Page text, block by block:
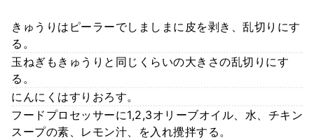
きゅうりはピーラーでしましまに皮を剥き、乱切りにす
る。
玉ねぎもきゅうりと同じくらいの大きさの乱切りにす
る。
にんにくはすりおろす。
フードプロセッサーに1,2,3オリーブオイル、水、チキン
スープの素、レモン汁、を入れ攪拌する。